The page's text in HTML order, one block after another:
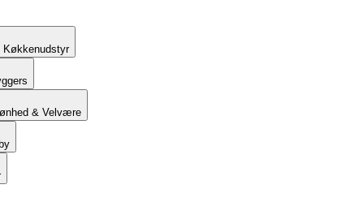
Køkkenudstyr
& Velvære